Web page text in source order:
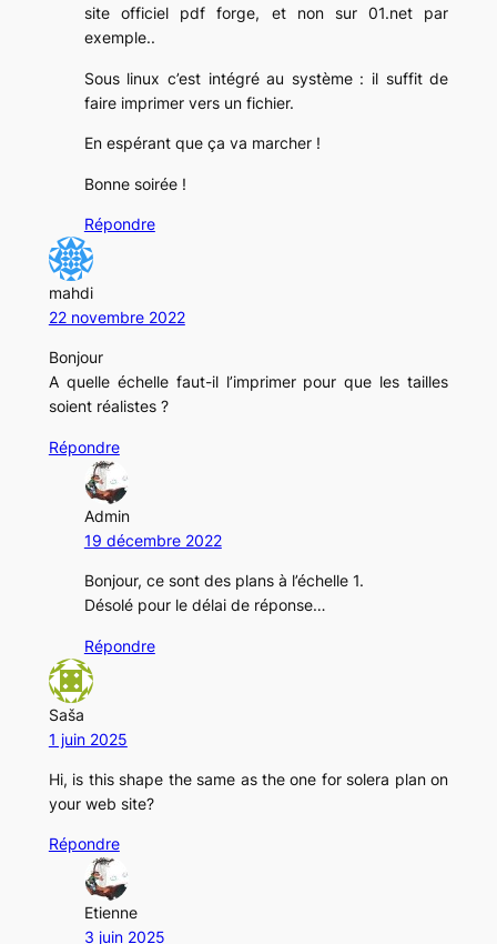
site officiel pdf forge, et non sur 01.net par
exemple..
Sous linux c’est intégré au système : il suffit de
faire imprimer vers un fichier.
En espérant que ça va marcher !
Bonne soirée !
Répondre
mahdi
22 novembre 2022
Bonjour
A quelle échelle faut-il l’imprimer pour que les tailles
soient réalistes ?
Répondre
Admin
19 décembre 2022
Bonjour, ce sont des plans à l’échelle 1.
Désolé pour le délai de réponse…
Répondre
Saša
1 juin 2025
Hi, is this shape the same as the one for solera plan on
your web site?
Répondre
Etienne
3 juin 2025